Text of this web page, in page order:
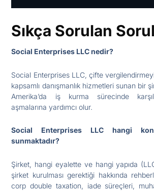
Sıkça Sorulan
Social Enterprises LLC nedir?
Social Enterprises LLC, çifte
kapsamlı danışmanlık hizmetleri sunan bir
Amerika’da iş kurma sürecinde
aşmalarına yardımcı olur.
Social Enterprises LLC hangi
sunmaktadır?
Şirket, hangi eyalette ve hangi yapıda
şirket kurulması gerektiği hakkında
corp double taxation, iade süreçleri,